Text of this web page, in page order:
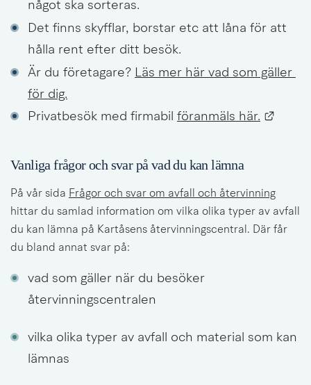
något ska sorteras.
Det finns skyfflar, borstar etc att låna för att
hålla rent efter ditt besök.
Är du företagare? Läs mer här vad som gäller
för dig.
Privatbesök med firmabil föranmäls här.
Vanliga frågor och svar på vad du kan lämna
På vår sida Frågor och svar om avfall och återvinning
hittar du samlad information om vilka olika typer av avfall
du kan lämna på Kartåsens återvinningscentral. Där får
du bland annat svar på:
vad som gäller när du besöker
återvinningscentralen
vilka olika typer av avfall och material som kan
lämnas